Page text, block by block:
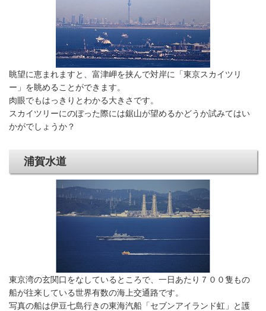
眺望に恵まれますと、富津岬を挟んで対岸に「東京スカイツリ
ー」を眺めることができます。
肉眼でもはっきりとわかる大きさです。
スカイツリーにのぼった際には鋸山が望めるかどうか試みてはい
かがでしょうか？
浦賀水道
東京湾の玄関口をなしているところで、一日あたり７００隻もの
船が往来している世界有数の海上交通路です。
写真の船は伊豆七島行きの東海汽船「セブンアイランド虹」と護